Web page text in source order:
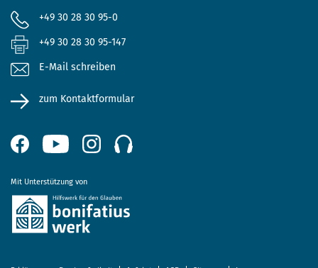
+49 30 28 30 95-0
+49 30 28 30 95-147
E-Mail schreiben
zum Kontaktformular
Mit Unterstützung von